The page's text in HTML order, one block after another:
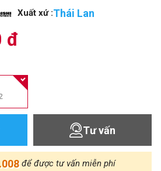
Xuất xứ :Thái Lan
đ
Tư vấn
để được tư vấn miễn phí